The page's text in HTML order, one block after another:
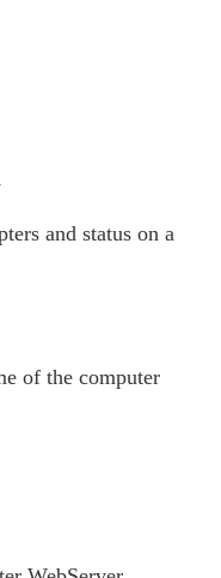
and status on a
of the computer